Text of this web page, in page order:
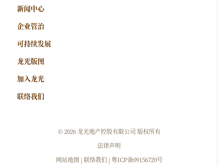
新闻中心
企业管治
可持续发展
龙光版图
加入龙光
联络我们
©2026 龙光地产控股有限公司 版权所有
法律声明
网站地图 | 联络我们 | 粤ICP备09156720号